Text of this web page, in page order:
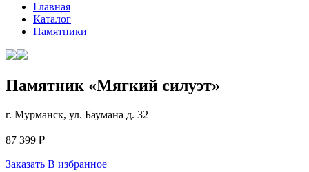
Главная
Каталог
Памятники
Памятник «Мягкий силуэт»
г. Мурманск, ул. Баумана д. 32
87 399 ₽
Заказать В избранное